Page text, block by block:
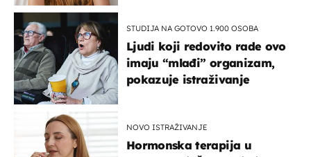
STUDIJA NA GOTOVO 1.900 OSOBA
Ljudi koji redovito rade ovo
imaju “mlađi” organizam,
pokazuje istraživanje
NOVO ISTRAŽIVANJE
Hormonska terapija u